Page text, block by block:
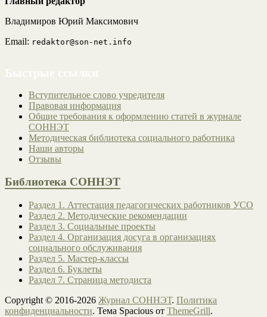
Владимиров Юрий Максимович
Email: redaktor@son-net.info
Вступительное слово учредителя
Правовая информация
Общие требования к оформлению статей в журнале
СОННЭТ
Методическая библиотека социального работника
Наши авторы
Отзывы
Библиотека СОННЭТ
Раздел 1. Аттестация педагогических работников УСО
Раздел 2. Методические рекомендации
Раздел 3. Социальные проекты
Раздел 4. Организация досуга в организациях
социального обслуживания
Раздел 5. Мастер-классы
Раздел 6. Буклеты
Раздел 7. Страница методиста
Copyright © 2016-2026 Журнал СОННЭТ. Политика
конфиденциальности. Тема Spacious от ThemeGrill.